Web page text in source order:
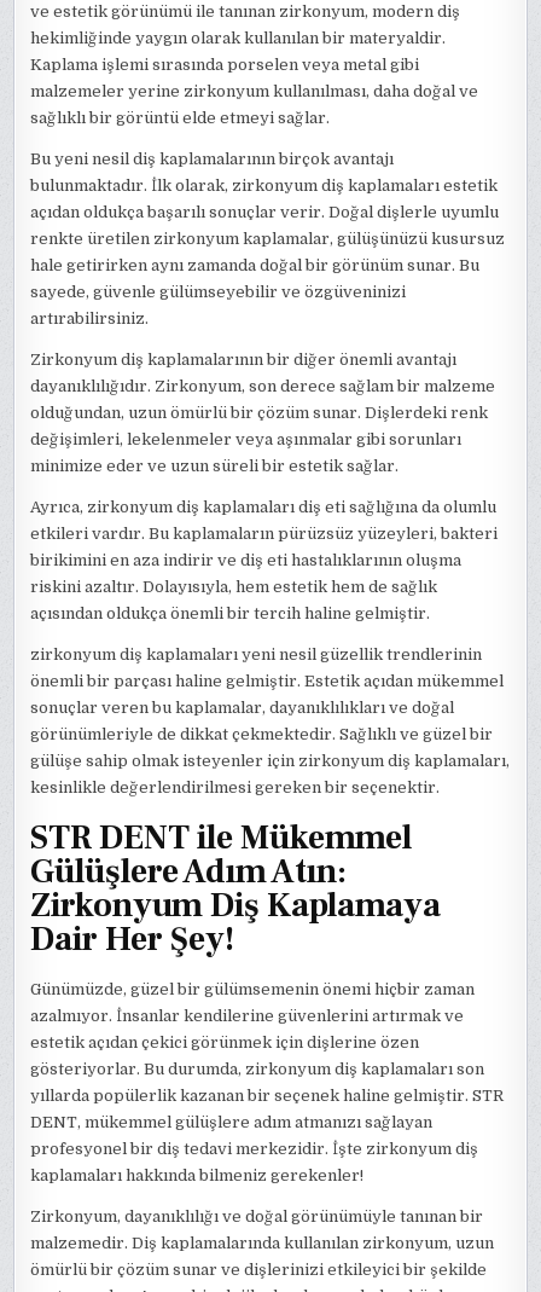
ve estetik görünümü ile tanınan zirkonyum, modern diş
hekimliğinde yaygın olarak kullanılan bir materyaldir.
Kaplama işlemi sırasında porselen veya metal gibi
malzemeler yerine zirkonyum kullanılması, daha doğal ve
sağlıklı bir görüntü elde etmeyi sağlar.
Bu yeni nesil diş kaplamalarının birçok avantajı
bulunmaktadır. İlk olarak, zirkonyum diş kaplamaları estetik
açıdan oldukça başarılı sonuçlar verir. Doğal dişlerle uyumlu
renkte üretilen zirkonyum kaplamalar, gülüşünüzü kusursuz
hale getirirken aynı zamanda doğal bir görünüm sunar. Bu
sayede, güvenle gülümseyebilir ve özgüveninizi
artırabilirsiniz.
Zirkonyum diş kaplamalarının bir diğer önemli avantajı
dayanıklılığıdır. Zirkonyum, son derece sağlam bir malzeme
olduğundan, uzun ömürlü bir çözüm sunar. Dişlerdeki renk
değişimleri, lekelenmeler veya aşınmalar gibi sorunları
minimize eder ve uzun süreli bir estetik sağlar.
Ayrıca, zirkonyum diş kaplamaları diş eti sağlığına da olumlu
etkileri vardır. Bu kaplamaların pürüzsüz yüzeyleri, bakteri
birikimini en aza indirir ve diş eti hastalıklarının oluşma
riskini azaltır. Dolayısıyla, hem estetik hem de sağlık
açısından oldukça önemli bir tercih haline gelmiştir.
zirkonyum diş kaplamaları yeni nesil güzellik trendlerinin
önemli bir parçası haline gelmiştir. Estetik açıdan mükemmel
sonuçlar veren bu kaplamalar, dayanıklılıkları ve doğal
görünümleriyle de dikkat çekmektedir. Sağlıklı ve güzel bir
gülüşe sahip olmak isteyenler için zirkonyum diş kaplamaları,
kesinlikle değerlendirilmesi gereken bir seçenektir.
STR DENT ile Mükemmel
Gülüşlere Adım Atın:
Zirkonyum Diş Kaplamaya
Dair Her Şey!
Günümüzde, güzel bir gülümsemenin önemi hiçbir zaman
azalmıyor. İnsanlar kendilerine güvenlerini artırmak ve
estetik açıdan çekici görünmek için dişlerine özen
gösteriyorlar. Bu durumda, zirkonyum diş kaplamaları son
yıllarda popülerlik kazanan bir seçenek haline gelmiştir. STR
DENT, mükemmel gülüşlere adım atmanızı sağlayan
profesyonel bir diş tedavi merkezidir. İşte zirkonyum diş
kaplamaları hakkında bilmeniz gerekenler!
Zirkonyum, dayanıklılığı ve doğal görünümüyle tanınan bir
malzemedir. Diş kaplamalarında kullanılan zirkonyum, uzun
ömürlü bir çözüm sunar ve dişlerinizi etkileyici bir şekilde